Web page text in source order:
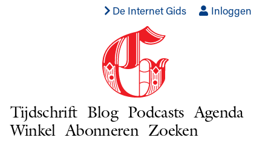
De Internet Gids Inloggen
Tijdschrift Blog Podcasts Agenda
Winkel Abonneren Zoeken